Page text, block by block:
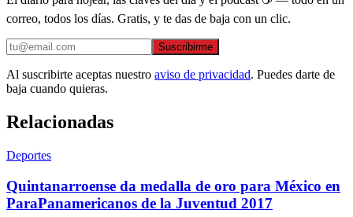
correo, todos los días. Gratis, y te das de baja con un clic.
Suscribirme
Al suscribirte aceptas nuestro aviso de privacidad. Puedes darte de
baja cuando quieras.
Relacionadas
Deportes
Quintanarroense da medalla de oro para México en
ParaPanamericanos de la Juventud 2017